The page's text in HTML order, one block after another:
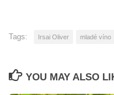
Tags: Irsai Oliver mladé víno
YOU MAY ALSO